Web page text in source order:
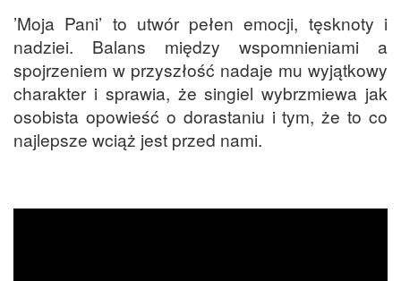
’Moja Pani’ to utwór pełen emocji, tęsknoty i
nadziei. Balans między wspomnieniami a
spojrzeniem w przyszłość nadaje mu wyjątkowy
charakter i sprawia, że singiel wybrzmiewa jak
osobista opowieść o dorastaniu i tym, że to co
najlepsze wciąż jest przed nami.